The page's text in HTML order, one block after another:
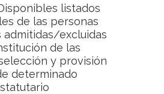
listados
de las personas
admitidas/excluidas
de las
y provisión
determinado